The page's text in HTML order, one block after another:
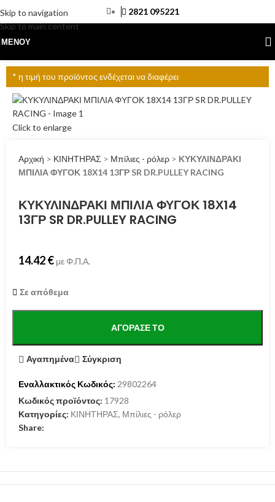
Skip to navigation
Skip to main content
2821 095221
ΜΕΝΟΎ
* η τιμή του προϊόντος ενδέχεται να διαφέρει
Click to enlarge
Αρχική > ΚΙΝΗΤΗΡΑΣ > Μπίλιες - ρόλερ > ΚΥΚΥΛΙΝΔΡΑΚΙ
ΜΠΙΛΙΑ ΦΥΓΟΚ 18Χ14 13ΓΡ SR DR.PULLEY RACING
ΚΥΚΥΛΙΝΔΡΑΚΙ ΜΠΙΛΙΑ ΦΥΓΟΚ 18Χ14
13ΓΡ SR DR.PULLEY RACING
14.42€ με Φ.Π.Α.
Σε απόθεμα
ΑΓΌΡΑΣΕ ΤΟ
Αγαπημένα Σύγκριση
Εναλλακτικός Κωδικός: 29802264
Κωδικός προϊόντος: 17928
Κατηγορίες: ΚΙΝΗΤΗΡΑΣ, Μπίλιες - ρόλερ
Share: